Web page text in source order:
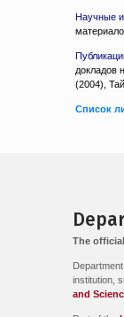
Научные
докладов
(2004),
Список
The
institution,
and